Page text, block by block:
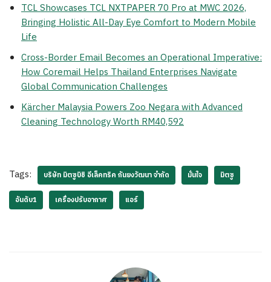
TCL Showcases TCL NXTPAPER 70 Pro at MWC 2026,
Bringing Holistic All-Day Eye Comfort to Modern Mobile
Life
Cross-Border Email Becomes an Operational Imperative:
How Coremail Helps Thailand Enterprises Navigate
Global Communication Challenges
Kärcher Malaysia Powers Zoo Negara with Advanced
Cleaning Technology Worth RM40,592
Tags: บริษัท มิตซูบิชิ อีเล็คทริค กันยงวัฒนา จำกัด มั่นใจ มิตซู
อันดับ1 เครื่องปรับอากาศ แอร์